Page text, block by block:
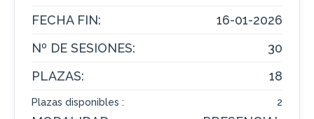
FECHA FIN:
16-01-2026
Nº DE SESIONES:
30
PLAZAS:
18
Plazas disponibles : 2